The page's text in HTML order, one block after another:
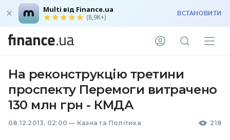
Multi від Finance.ua
(8,9K+) ВСТАНОВИТИ
На реконструкцію третини
проспекту Перемоги витрачено
130 млн грн - КМДА
08.12.2013, 02:00 — Казна та Політика 218